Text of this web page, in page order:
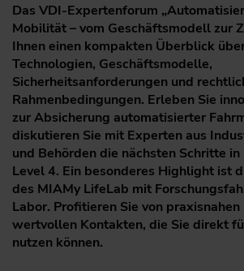
Das VDI-Expertenforum
Mobilität – vom Geschäftsmodell zur
Ihnen einen kompakten Überblick
Technologien, Geschäftsmodelle,
Sicherheitsanforderungen und
Rahmenbedingungen. Erleben Sie
zur Absicherung automatisierter
diskutieren Sie mit Experten aus
und Behörden die nächsten Schritte in
Level 4. Ein besonderes Highlight ist
des MIAMy LifeLab mit
Labor. Profitieren Sie von
wertvollen Kontakten, die Sie direkt
nutzen können.